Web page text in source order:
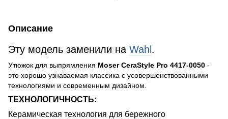
Описание
Эту модель заменили на Wahl.
Утюжок для выпрямления Moser CeraStyle Pro 4417-0050 -
это хорошо узнаваемая классика с усовершенствованными
технологиями и современным дизайном.
ТЕХНОЛОГИЧНОСТЬ:
Керамическая технология для бережного